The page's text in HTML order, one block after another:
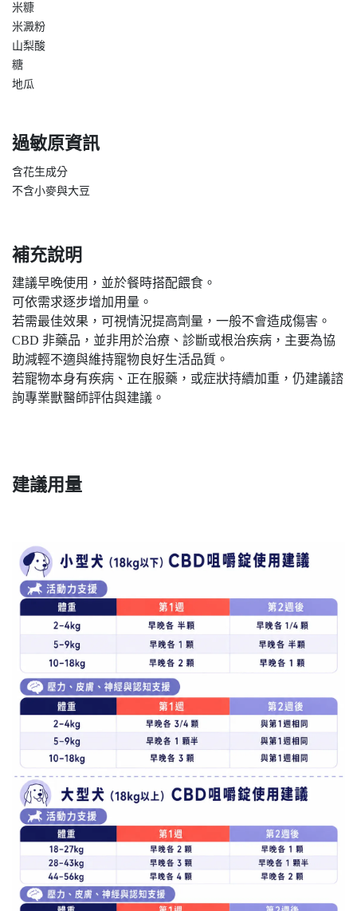
米糠
米澱粉
山梨酸
糖
地瓜
過敏原資訊
含花生成分
不含小麥與大豆
補充說明
建議早晚使用，並於餐時搭配餵食。
可依需求逐步增加用量。
若需最佳效果，可視情況提高劑量，一般不會造成傷害。
CBD 非藥品，並非用於治療、診斷或根治疾病，主要為協
助減輕不適與維持寵物良好生活品質。
若寵物本身有疾病、正在服藥，或症狀持續加重，仍建議諮
詢專業獸醫師評估與建議。
建議用量